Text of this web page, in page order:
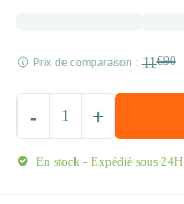
Prix de comparaison :11€90
+
-
En stock - Expédié sous 24H